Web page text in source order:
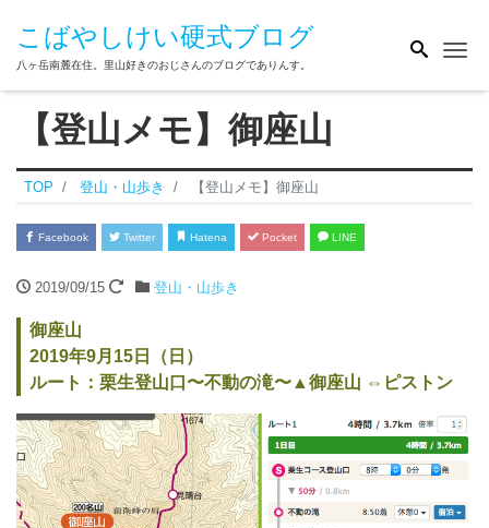
こばやしけい硬式ブログ
八ヶ岳南麓在住。里山好きのおじさんのブログでありんす。
【登山メモ】御座山
TOP 登山・山歩き 【登山メモ】御座山
Facebook Twitter Hatena Pocket LINE
2019/09/15 登山・山歩き
御座山
2019年9月15日（日）
ルート：栗生登山口〜不動の滝〜▲御座山 ⇔ピストン